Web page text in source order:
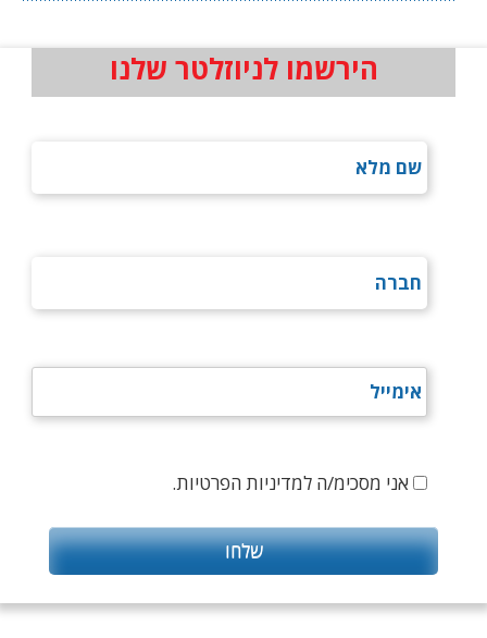
הירשמו לניוזלטר שלנו
אני מסכימ/ה למדיניות הפרטיות.